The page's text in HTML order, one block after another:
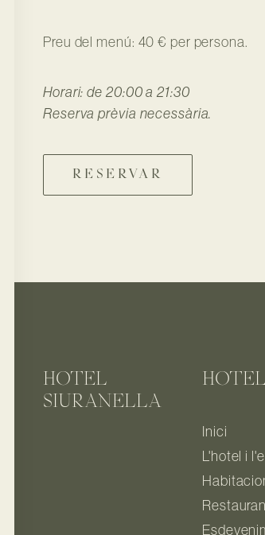
Preu del menú: 40 € per persona.
Horari: de 20:00 a 21:30
Reserva prèvia necessària.
RESERVAR
HOTEL
SIURANELLA
HOTEL
Inici
L'hotel i